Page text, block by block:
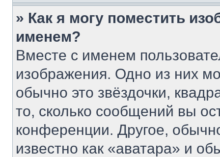
» Как я могу поместить
именем?
Вместе с именем
изображения. Одно из них
обычно это звёздочки,
то, сколько сообщений вы
конференции. Другое,
известно как «аватара» и